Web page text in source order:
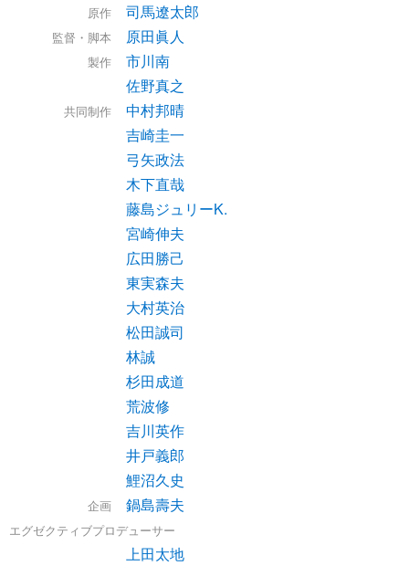
原作 司馬遼太郎
監督・脚本 原田眞人
製作
市川南
佐野真之
共同制作
中村邦晴
吉崎圭一
弓矢政法
木下直哉
藤島ジュリーK.
宮崎伸夫
広田勝己
東実森夫
大村英治
松田誠司
林誠
杉田成道
荒波修
吉川英作
井戸義郎
鯉沼久史
企画 鍋島壽夫
エグゼクティブプロデューサー
上田太地